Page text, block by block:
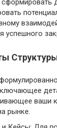
успешного
ваши
рынке.